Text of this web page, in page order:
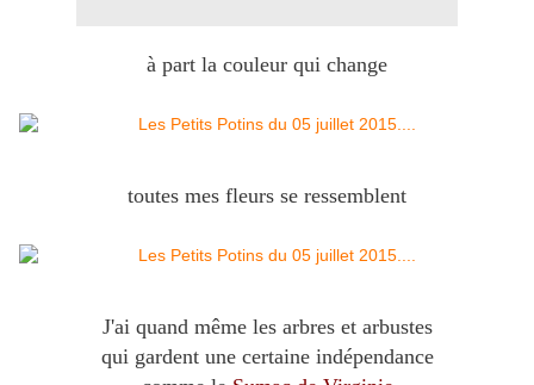
à part la couleur qui change
toutes mes fleurs se ressemblent
J'ai quand même les arbres et arbustes
qui gardent une certaine indépendance